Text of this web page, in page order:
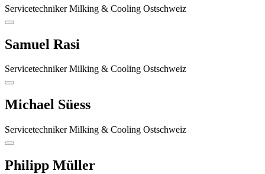
Servicetechniker Milking & Cooling Ostschweiz
Samuel Rasi
Servicetechniker Milking & Cooling Ostschweiz
Michael Süess
Servicetechniker Milking & Cooling Ostschweiz
Philipp Müller